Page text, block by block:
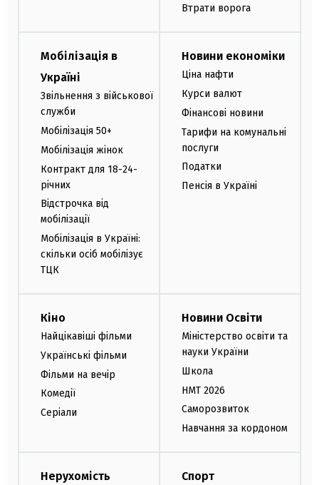
Втрати ворога
Мобілізація в
Україні
Звільнення з військової
служби
Мобілізація 50+
Мобілізація жінок
Контракт для 18-24-
річних
Відстрочка від
мобілізації
Мобілізація в Україні:
скільки осіб мобілізує
ТЦК
Новини економіки
Ціна нафти
Курси валют
Фінансові новини
Тарифи на комунальні
послуги
Податки
Пенсія в Україні
Кіно
Найцікавіші фільми
Українські фільми
Фільми на вечір
Комедії
Серіали
Новини Освіти
Міністерство освіти та
науки України
Школа
НМТ 2026
Саморозвиток
Навчання за кордоном
Нерухомість Спорт